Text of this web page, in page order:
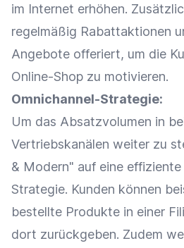
im Internet erhöhen.
regelmäßig Rabattaktionen
Angebote offeriert, um die
Online-Shop zu motivieren.
Omnichannel-Strategie:
Um das Absatzvolumen in
Vertriebskanälen weiter zu
& Modern" auf eine effiziente
Strategie. Kunden können
bestellte Produkte in einer
dort zurückgeben. Zudem